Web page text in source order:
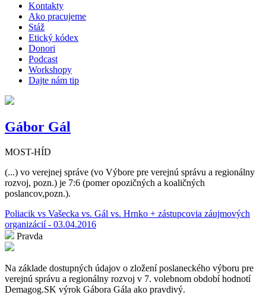
Kontakty
Ako pracujeme
Stáž
Etický kódex
Donori
Podcast
Workshopy
Dajte nám tip
Gábor Gál
MOST-HÍD
(...) vo verejnej správe (vo Výbore pre verejnú správu a regionálny
rozvoj, pozn.) je 7:6 (pomer opozičných a koaličných
poslancov,pozn.).
Poliacik vs Vašecka vs. Gál vs. Hrnko + zástupcovia záujmových
organizácií - 03.04.2016
Pravda
Na základe dostupných údajov o zložení poslaneckého výboru pre
verejnú správu a regionálny rozvoj v 7. volebnom období hodnotí
Demagog.SK výrok Gábora Gála ako pravdivý.